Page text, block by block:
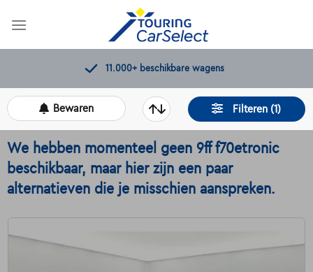
Kwaliteitscontroles door Touring
Filteren (1)
Bewaren
We hebben momenteel geen 9ff f70etronic
beschikbaar, maar hier zijn een paar
alternatieven die je misschien aanspreken.